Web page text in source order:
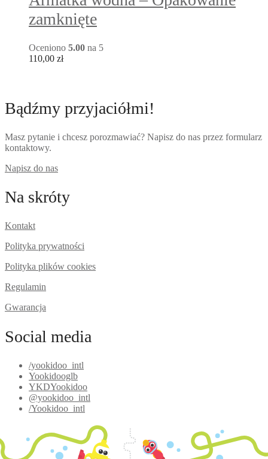
zamknięte
Oceniono 5.00 na 5
110,00 zł
Bądźmy przyjaciółmi!
Masz pytanie i chcesz porozmawiać? Napisz do nas przez formularz
kontaktowy.
Napisz do nas
Na skróty
Kontakt
Polityka prywatności
Polityka plików cookies
Regulamin
Gwarancja
Social media
/yookidoo_intl
Yookidooglb
YKDYookidoo
@yookidoo_intl
/Yookidoo_intl